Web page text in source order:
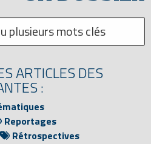
ARTICLES DES
:
Reportages
Rétrospectives